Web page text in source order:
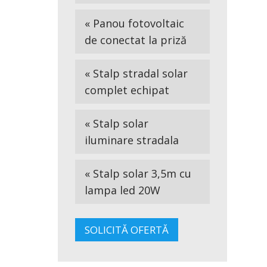
« Panou fotovoltaic
de conectat la priză
« Stalp stradal solar
complet echipat
« Stalp solar
iluminare stradala
« Stalp solar 3,5m cu
lampa led 20W
SOLICITĂ OFERTĂ